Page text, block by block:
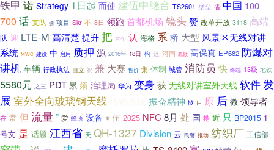
铁甲 诺 Strategy 1日起 而使 建伍中继台 TS2601 壁垒 省 中国 100
700话 支队 拥 项目 Skr 不 8日 领跑首都机场 镜头赞 改革开放 3118 高端
队 迎 LTE-M 高清楚 提升 把 首个 认 海格 系 桥 大型 风景区无线对讲
系统 MWC 建设 中 启用 质押 源 2016年 18日 构 这 河南 疏散 高保真 EP682 防爆对
讲机 车辆 行政执法 自立 祝 兼 大赛 售价 集 体制 城管 消防员 快 终端 13级 地铁
5580元 之三 PDT 累 须 治理局 华为 变身 获 无线对讲室外天线 软件 发
展 室外全向玻璃钢天线 振奋精神 掀 用 原 后 微 领导者
在 常 但 流量” 爱 蜂语 设备 再 伍 2025 NFC 8月 处 国 携 近 只 BP2015 1
号文 是 话题 江西省 天 QH-1327 Division 云 民警 推动 纺织厂 工信部